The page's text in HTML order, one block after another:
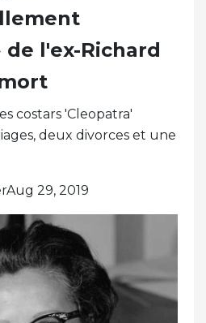
l'ex-Richard
costars 'Cleopatra'
deux divorces et une
29, 2019